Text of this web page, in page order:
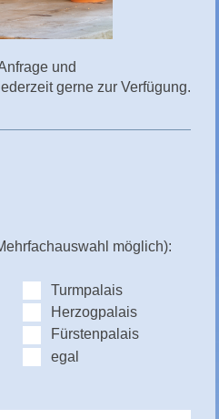
und
gerne zur Verfügung.
möglich):
Turmpalais
Herzogpalais
Fürstenpalais
egal